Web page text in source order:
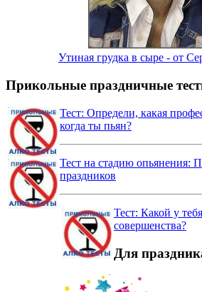
Утиная грудка в сыре - от
Прикольные праздничные
Тест: Определи, какая
когда ты пьян?
Тест на стадию опьянения:
праздников
Тест: Какой у
совершенства?
Для